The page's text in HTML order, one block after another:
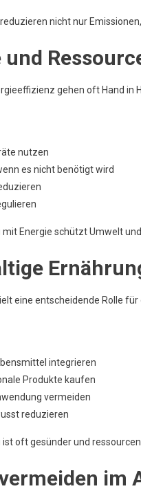
nicht nur
und
gehen oft Hand in
nutzen
es nicht benötigt wird
Energie schützt Umwelt
eine entscheidende Rolle für
integrieren
Produkte kaufen
vermeiden
reduzieren
ist oft gesünder und
im